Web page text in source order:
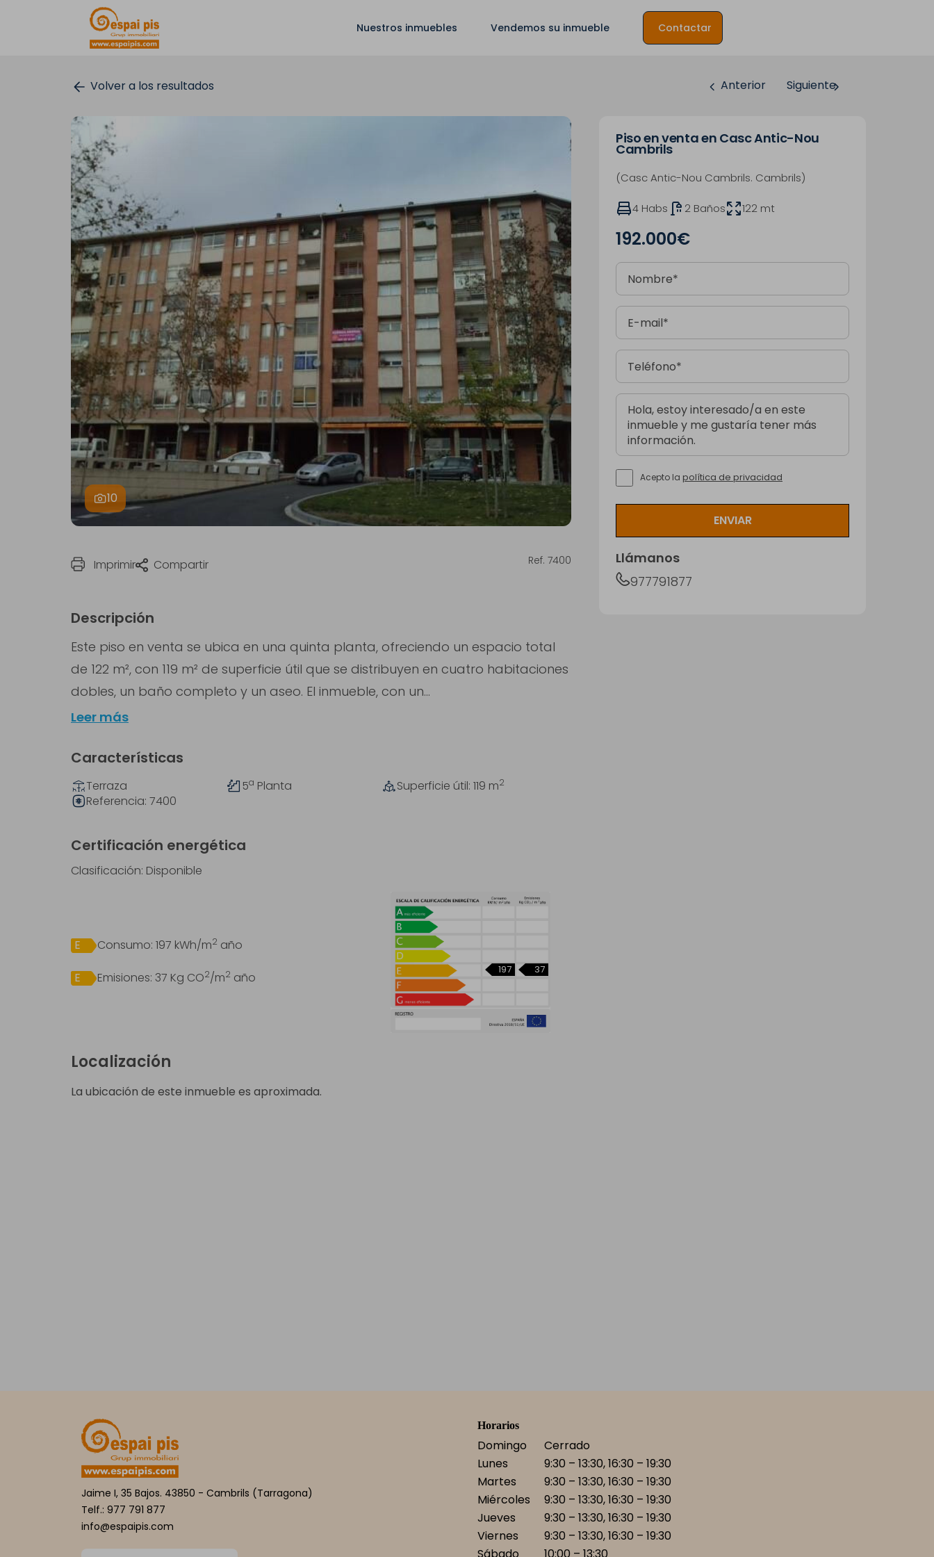
Nuestros inmuebles Vendemos su inmueble Contactar
Volver a los resultados Anterior Siguiente
10
Imprimir Compartir Ref. 7400
Descripción
Este piso en venta se ubica en una quinta planta, ofreciendo un espacio total
de 122 m², con 119 m² de superficie útil que se distribuyen en cuatro habitaciones
dobles, un baño completo y un aseo. El inmueble, con un...
Leer más
Características
Terraza 5a Planta Superficie útil: 119 m2
Referencia: 7400
Certificación energética
Clasificación: Disponible
E Consumo: 197 kWh/m2 año
E Emisiones: 37 Kg CO2/m2 año
197 37
Localización
La ubicación de este inmueble es aproximada.
Piso en venta en Casc Antic-Nou
Cambrils
(Casc Antic-Nou Cambrils. Cambrils)
4 Habs 2 Baños 122 mt
192.000€
Acepto la política de privacidad
ENVIAR
Llámanos
977791877
Jaime I, 35 Bajos. 43850 - Cambrils (Tarragona)
Telf.: 977 791 877
info@espaipis.com
Horarios
Domingo
Cerrado
Lunes
9:30 – 13:30, 16:30 – 19:30
Martes
9:30 – 13:30, 16:30 – 19:30
Miércoles
9:30 – 13:30, 16:30 – 19:30
Jueves
9:30 – 13:30, 16:30 – 19:30
Viernes
9:30 – 13:30, 16:30 – 19:30